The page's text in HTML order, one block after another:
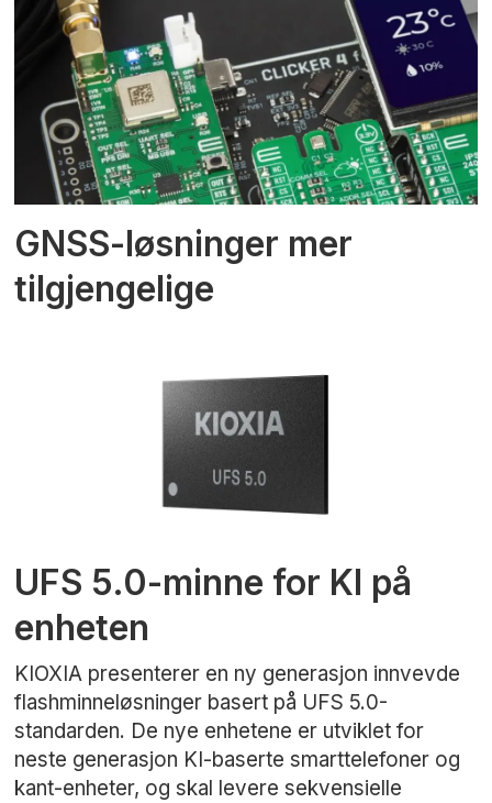
GNSS-løsninger mer
tilgjengelige
UFS 5.0-minne for KI på
enheten
KIOXIA presenterer en ny generasjon innvevde
flashminneløsninger basert på UFS 5.0-
standarden. De nye enhetene er utviklet for
neste generasjon KI-baserte smarttelefoner og
kant-enheter, og skal levere sekvensielle